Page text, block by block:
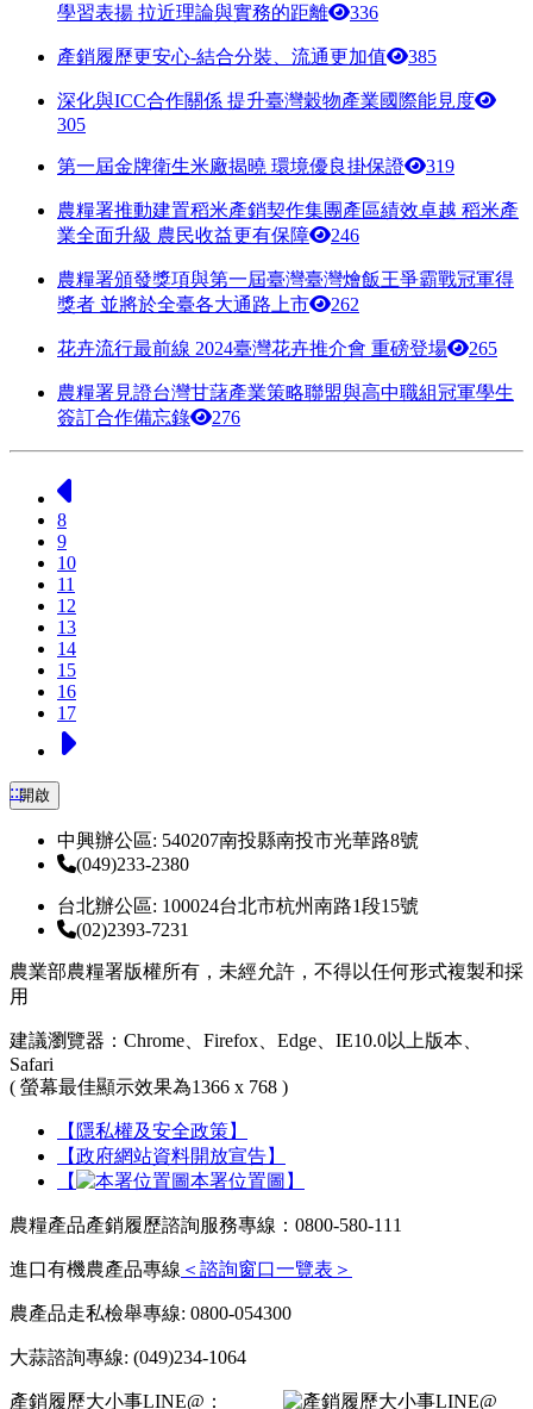
學習表揚 拉近理論與實務的距離
336
產銷履歷更安心-結合分裝、流通更加值 385
深化與ICC合作關係 提升臺灣穀物產業國際能見度
305
第一屆金牌衛生米廠揭曉 環境優良掛保證 319
農糧署推動建置稻米產銷契作集團產區績效卓越 稻米產
業全面升級 農民收益更有保障
246
農糧署頒發獎項與第一屆臺灣臺灣燴飯王爭霸戰冠軍得
獎者 並將於全臺各大通路上市
262
花卉流行最前線 2024臺灣花卉推介會 重磅登場 265
農糧署見證台灣甘藷產業策略聯盟與高中職組冠軍學生
簽訂合作備忘錄
276
8
9
10
11
12
13
14
15
16
17
:::開啟
中興辦公區: 540207南投縣南投市光華路8號
(049)233-2380
台北辦公區: 100024台北市杭州南路1段15號
(02)2393-7231
農業部農糧署版權所有，未經允許，不得以任何形式複製和採
用
建議瀏覽器：Chrome、Firefox、Edge、IE10.0以上版本、
Safari
( 螢幕最佳顯示效果為1366 x 768 )
【隱私權及安全政策】
【政府網站資料開放宣告】
【
本署位置圖】
農糧產品產銷履歷諮詢服務專線：0800-580-111
進口有機農產品專線 ＜諮詢窗口一覽表＞
農產品走私檢舉專線: 0800-054300
大蒜諮詢專線: (049)234-1064
產銷履歷大小事LINE@：